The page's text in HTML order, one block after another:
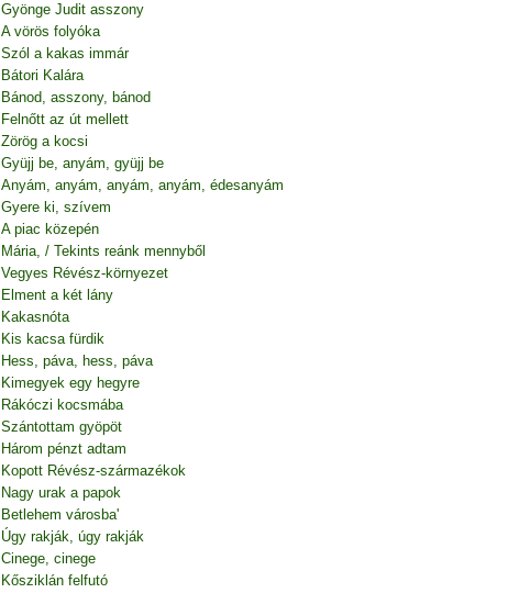
Gyönge Judit asszony
A vörös folyóka
Szól a kakas immár
Bátori Kalára
Bánod, asszony, bánod
Felnőtt az út mellett
Zörög a kocsi
Gyüjj be, anyám, gyüjj be
Anyám, anyám, anyám, anyám, édesanyám
Gyere ki, szívem
A piac közepén
Mária, / Tekints reánk mennyből
Vegyes Révész-környezet
Elment a két lány
Kakasnóta
Kis kacsa fürdik
Hess, páva, hess, páva
Kimegyek egy hegyre
Rákóczi kocsmába
Szántottam gyöpöt
Három pénzt adtam
Kopott Révész-származékok
Nagy urak a papok
Betlehem városba'
Úgy rakják, úgy rakják
Cinege, cinege
Kősziklán felfutó